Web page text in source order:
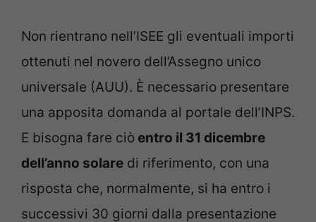
Non rientrano nell’ISEE gli eventuali importi
ottenuti nel novero dell’Assegno unico
universale (AUU). È necessario presentare
una apposita domanda al portale dell’INPS.
E bisogna fare ciò entro il 31 dicembre
dell’anno solare di riferimento, con una
risposta che, normalmente, si ha entro i
successivi 30 giorni dalla presentazione